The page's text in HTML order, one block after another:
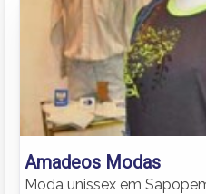
Amadeos Modas
Moda unissex em